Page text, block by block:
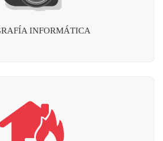
INFORMÁTICA